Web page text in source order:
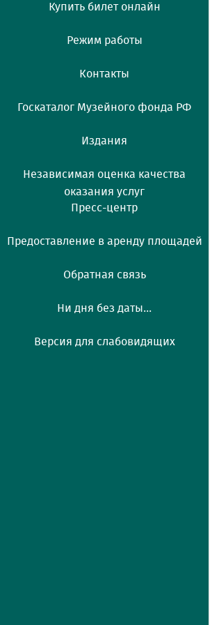
Купить билет онлайн
Режим работы
Контакты
Госкаталог Музейного фонда РФ
Издания
Независимая оценка качества
оказания услуг
Пресс-центр
Предоставление в аренду площадей
Обратная связь
Ни дня без даты...
Версия для слабовидящих